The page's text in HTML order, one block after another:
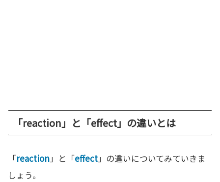
「reaction」と「effect」の違いとは
「reaction」と「effect」の違いについてみていきま
しょう。